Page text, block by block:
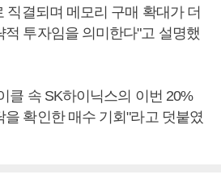
직결되며 메모리 구매 확대가 더
적 투자임을 의미한다"고 설명했
클 속 SK하이닉스의 이번 20%
확인한 매수 기회"라고 덧붙였